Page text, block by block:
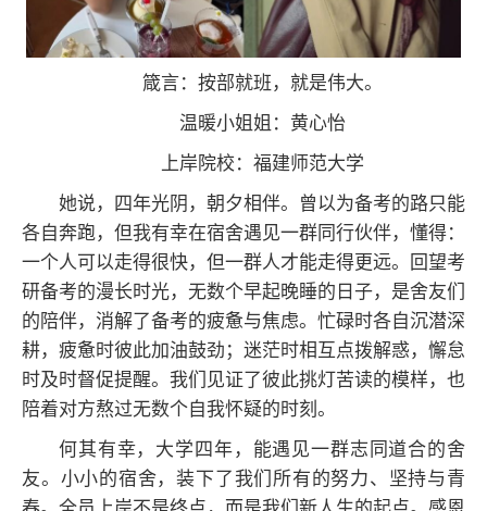
箴言：按部就班，就是伟大。
温暖小姐姐：黄心怡
上岸院校：福建师范大学
她说，四年光阴，朝夕相伴。曾以为备考的路只能
各自奔跑，但我有幸在宿舍遇见一群同行伙伴，懂得：
一个人可以走得很快，但一群人才能走得更远。回望考
研备考的漫长时光，无数个早起晚睡的日子，是舍友们
的陪伴，消解了备考的疲惫与焦虑。忙碌时各自沉潜深
耕，疲惫时彼此加油鼓劲；迷茫时相互点拨解惑，懈怠
时及时督促提醒。我们见证了彼此挑灯苦读的模样，也
陪着对方熬过无数个自我怀疑的时刻。
何其有幸，大学四年，能遇见一群志同道合的舍
友。小小的宿舍，装下了我们所有的努力、坚持与青